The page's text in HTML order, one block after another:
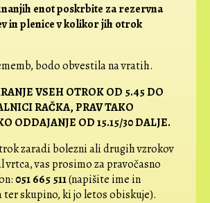
enot poskrbite za rezervna
in plenice v kolikor jih otrok
bodo obvestila na vratih.
VSEH OTROK OD 5.45 DO
RAČKA, PRAV TAKO
ODDAJANJE OD 15.15/30 DALJE.
zaradi bolezni ali drugih vzrokov
vrtca, vas prosimo za pravočasno
051 665 511(napišite ime in
skupino, ki jo letos obiskuje).